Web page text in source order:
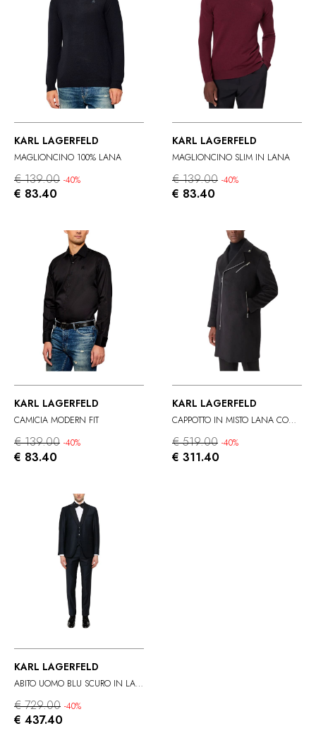
KARL LAGERFELD
MAGLIONCINO 100% LANA
€ 139.00 -40%
€ 83.40
KARL LAGERFELD
MAGLIONCINO SLIM IN LANA
€ 139.00 -40%
€ 83.40
KARL LAGERFELD
CAMICIA MODERN FIT
€ 139.00 -40%
€ 83.40
KARL LAGERFELD
CAPPOTTO IN MISTO LANA CON ZIP
€ 519.00 -40%
€ 311.40
KARL LAGERFELD
ABITO UOMO BLU SCURO IN LANA VERGINE
€ 729.00 -40%
€ 437.40